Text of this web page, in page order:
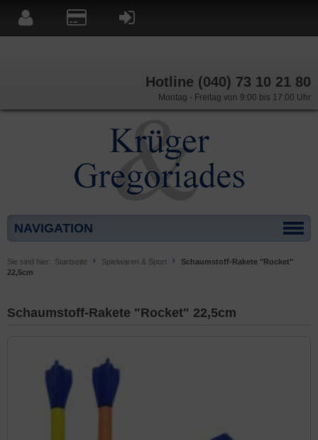
Hotline (040) 73 10 21 80
Montag - Freitag von 9:00 bis 17:00 Uhr
NAVIGATION
Sie sind hier: Startseite Spielwaren & Sport
Schaumstoff-Rakete "Rocket"
22,5cm
Schaumstoff-Rakete "Rocket" 22,5cm